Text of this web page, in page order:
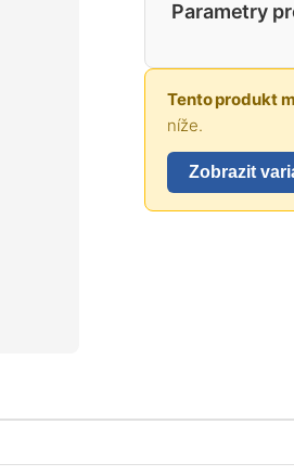
Parametry
Tento produkt
níže.
Zobrazit